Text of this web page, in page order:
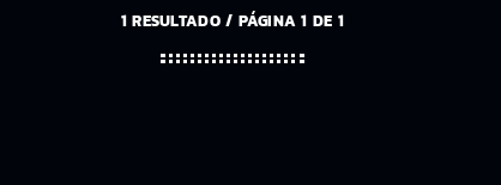
1 RESULTADO / PÁGINA 1 DE 1